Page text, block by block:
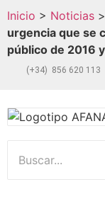
Inicio > Noticias >
urgencia que se
público de 2016
(+34) 856 620 113